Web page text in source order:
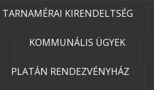
TARNAMÉRAI KIRENDELTSÉG
KOMMUNÁLIS ÜGYEK
PLATÁN RENDEZVÉNYHÁZ